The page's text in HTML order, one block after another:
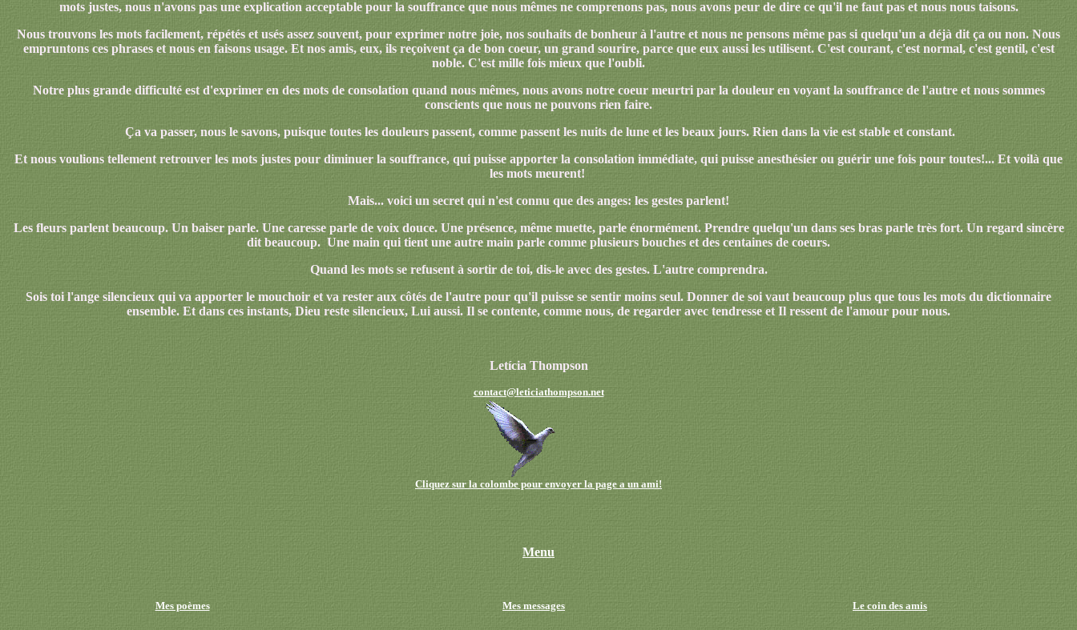
mots justes, nous n'avons pas une explication acceptable pour la souffrance que nous mêmes ne comprenons pas, nous avons peur de dire ce qu'il ne faut pas et nous nous taisons.
Nous trouvons les mots facilement, répétés et usés assez souvent, pour exprimer notre joie, nos souhaits de bonheur à l'autre et nous ne pensons même pas si quelqu'un a déjà dit ça ou non. Nous
empruntons ces phrases et nous en faisons usage. Et nos amis, eux, ils reçoivent ça de bon coeur, un grand sourire, parce que eux aussi les utilisent. C'est courant, c'est normal, c'est gentil, c'est
noble. C'est mille fois mieux que l'oubli.
Notre plus grande difficulté est d'exprimer en des mots de consolation quand nous mêmes, nous avons notre coeur meurtri par la douleur en voyant la souffrance de l'autre et nous sommes
conscients que nous ne pouvons rien faire.
Ça va passer, nous le savons, puisque toutes les douleurs passent, comme passent les nuits de lune et les beaux jours. Rien dans la vie est stable et constant.
Et nous voulions tellement retrouver les mots justes pour diminuer la souffrance, qui puisse apporter la consolation immédiate, qui puisse anesthésier ou guérir une fois pour toutes!... Et voilà que
les mots meurent!
Mais... voici un secret qui n'est connu que des anges: les gestes parlent!
Les fleurs parlent beaucoup. Un baiser parle. Une caresse parle de voix douce. Une présence, même muette, parle énormément. Prendre quelqu'un dans ses bras parle très fort. Un regard sincère
dit beaucoup. Une main qui tient une autre main parle comme plusieurs bouches et des centaines de coeurs.
Quand les mots se refusent à sortir de toi, dis-le avec des gestes. L'autre comprendra.
Sois toi l'ange silencieux qui va apporter le mouchoir et va rester aux côtés de l'autre pour qu'il puisse se sentir moins seul. Donner de soi vaut beaucoup plus que tous les mots du dictionnaire
ensemble. Et dans ces instants, Dieu reste silencieux, Lui aussi. Il se contente, comme nous, de regarder avec tendresse et Il ressent de l'amour pour nous.
Letícia Thompson
contact@leticiathompson.net
Cliquez sur la colombe pour envoyer la page a un ami!
Menu
Mes poèmes Mes messages Le coin des amis